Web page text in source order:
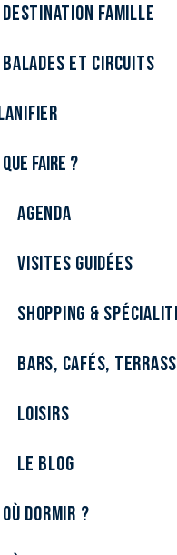
Destination Famille
Balades et circuits
Que faire ?
Agenda
Visites guidées
Shopping &
Bars, cafés,
Loisirs
Le Blog
Où dormir ?
27 28
NOUS